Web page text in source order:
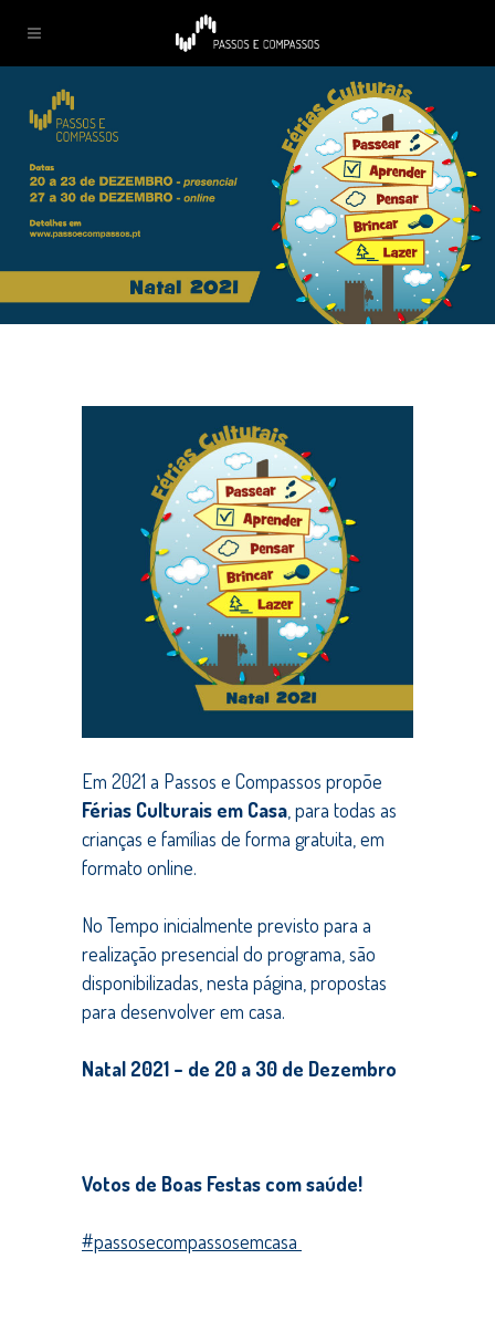
Em 2021 a Passos e Compassos propõe
Férias Culturais em Casa , para todas as
crianças e famílias de forma gratuita, em
formato online.
No Tempo inicialmente previsto para a
realização presencial do programa, são
disponibilizadas, nesta página, propostas
para desenvolver em casa.
Natal 2021 – de 20 a 30 de Dezembro
Votos de Boas Festas com saúde!
#passosecompassosemcasa